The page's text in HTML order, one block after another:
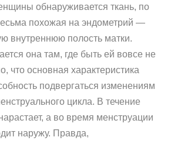
обнаруживается ткань, по
похожая на эндометрий —
внутреннюю полость матки.
она там, где быть ей вовсе не
что основная характеристика
подвергаться изменениям
цикла. В течение
а во время менструации
наружу. Правда,